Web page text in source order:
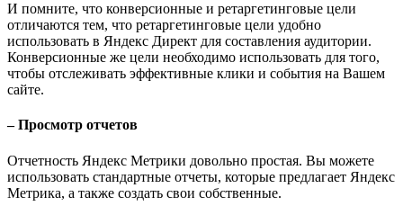
И помните, что конверсионные и ретаргетинговые цели
отличаются тем, что ретаргетинговые цели удобно
использовать в Яндекс Директ для составления аудитории.
Конверсионные же цели необходимо использовать для того,
чтобы отслеживать эффективные клики и события на Вашем
сайте.
– Просмотр отчетов
Отчетность Яндекс Метрики довольно простая. Вы можете
использовать стандартные отчеты, которые предлагает Яндекс
Метрика, а также создать свои собственные.